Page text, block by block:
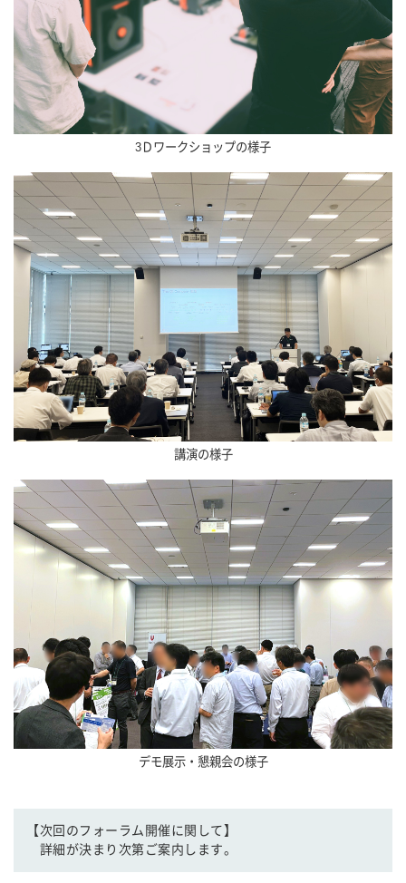
3Ｄワークショップの様子
講演の様子
デモ展示・懇親会の様子
【次回のフォーラム開催に関して】
詳細が決まり次第ご案内します。